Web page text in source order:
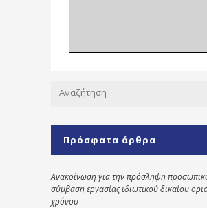
Πρόσφατα άρθρα
Ανακοίνωση για την πρόσληψη
σύμβαση εργασίας ιδιωτικού δικαίου
χρόνου